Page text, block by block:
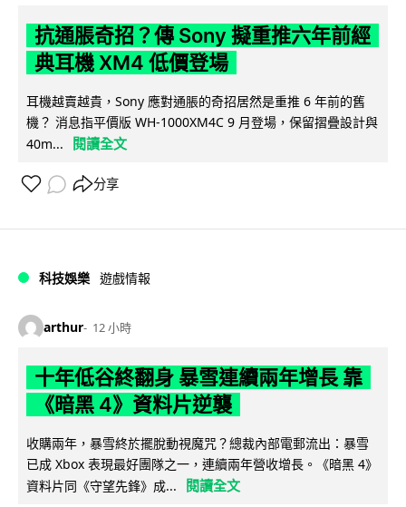
抗通脹奇招？傳 Sony 擬重推六年前經
典耳機 XM4 低價登場
耳機越賣越貴，Sony 應對通脹的奇招居然是重推 6 年前的舊
機？ 消息指平價版 WH-1000XM4C 9 月登場，保留摺疊設計與
40m...
閱讀全文
分享
科技娛樂 遊戲情報
arthur 12 小時
十年低谷終翻身 暴雪連續兩年增長 靠
《暗黑 4》資料片逆襲
收購兩年，暴雪終於擺脫動視魔咒？總裁內部電郵流出：暴雪
已成 Xbox 表現最好團隊之一，連續兩年營收增長。《暗黑 4》
資料片同《守望先鋒》成...
閱讀全文